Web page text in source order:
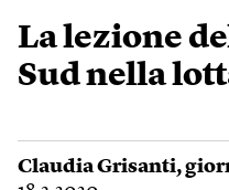
La lezione
Sud nella
Claudia Grisanti,